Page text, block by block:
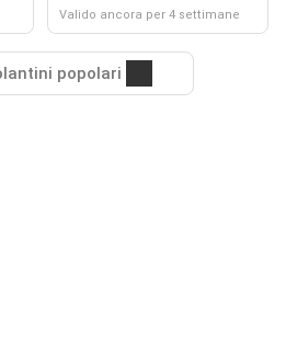
Valido ancora per 4 settimane
popolari